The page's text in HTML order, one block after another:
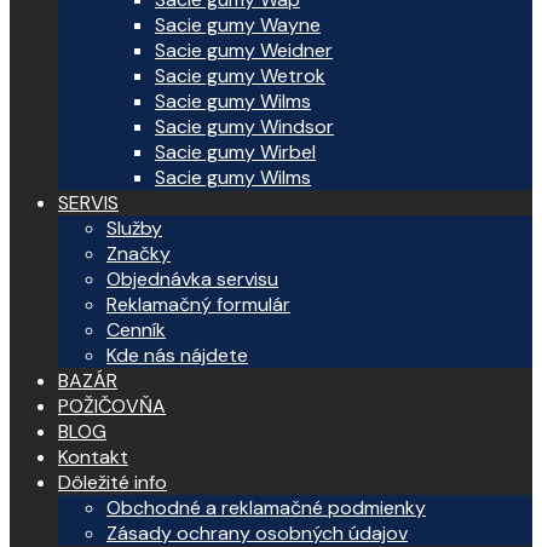
Sacie gumy Wayne
Sacie gumy Weidner
Sacie gumy Wetrok
Sacie gumy Wilms
Sacie gumy Windsor
Sacie gumy Wirbel
Sacie gumy Wilms
SERVIS
Služby
Značky
Objednávka servisu
Reklamačný formulár
Cenník
Kde nás nájdete
BAZÁR
POŽIČOVŇA
BLOG
Kontakt
Dôležité info
Obchodné a reklamačné podmienky
Zásady ochrany osobných údajov